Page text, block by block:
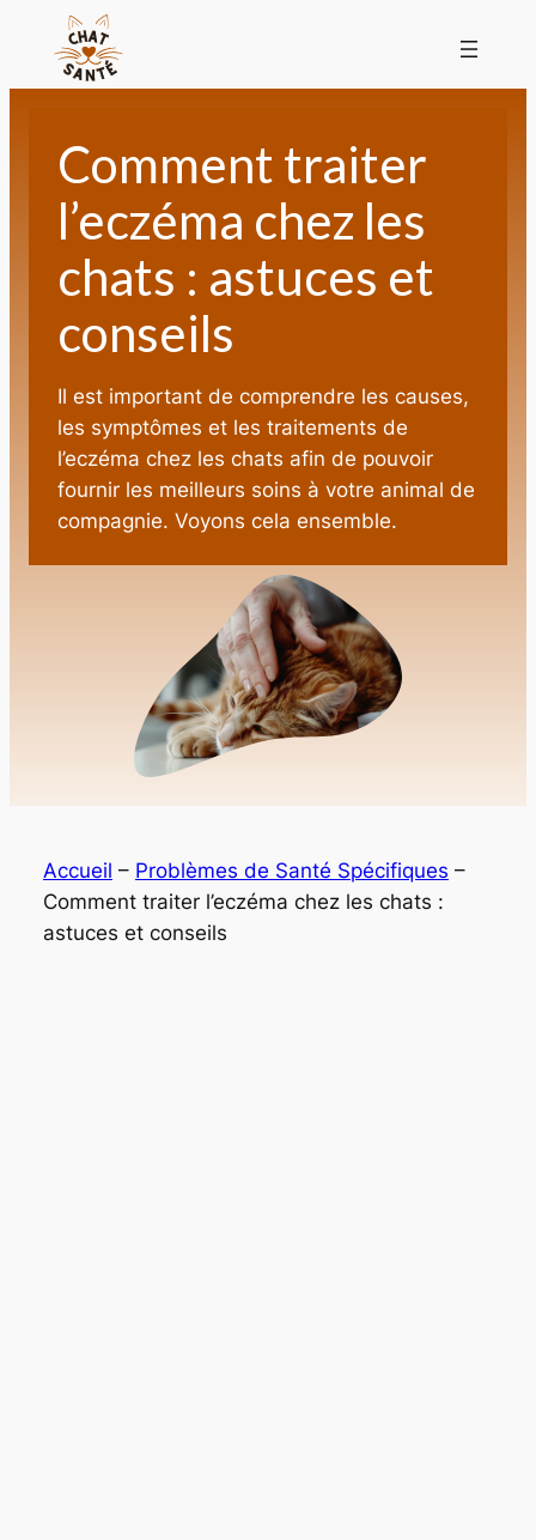
Comment traiter
l’eczéma chez les
chats : astuces et
conseils
Il est important de comprendre les causes,
les symptômes et les traitements de
l’eczéma chez les chats afin de pouvoir
fournir les meilleurs soins à votre animal de
compagnie. Voyons cela ensemble.
Accueil – Problèmes de Santé Spécifiques –
Comment traiter l’eczéma chez les chats :
astuces et conseils